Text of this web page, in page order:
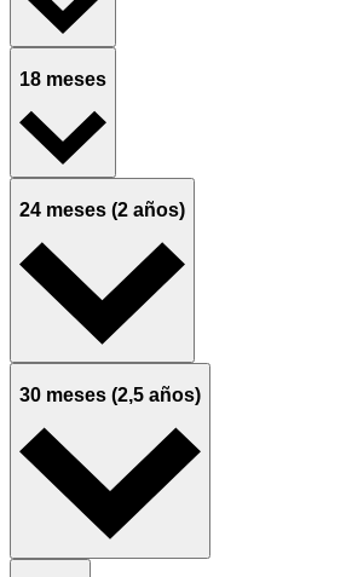
18 meses
24 meses (2 años)
30 meses (2,5 años)